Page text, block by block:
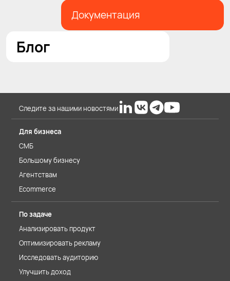
Документация
Блог
Следите за нашими новостями
Для бизнеса
СМБ
Большому бизнесу
Агентствам
Ecommerce
По задаче
Анализировать продукт
Оптимизировать рекламу
Исследовать аудиторию
Улучшить доход